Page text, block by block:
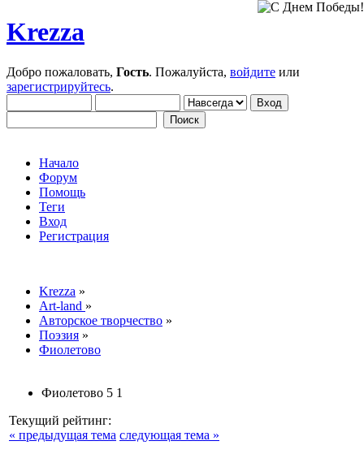
Krezza
Добро пожаловать, Гость. Пожалуйста, войдите или
зарегистрируйтесь.
Начало
Форум
Помощь
Теги
Вход
Регистрация
Krezza »
Art-land »
Авторское творчество »
Поэзия »
Фиолетово
Фиолетово 5 1
Текущий рейтинг:
« предыдущая тема следующая тема »